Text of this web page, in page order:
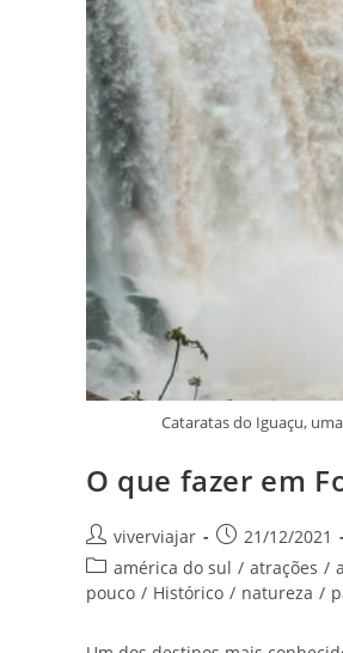
Cataratas do Iguaçu,
O que fazer em
Autor
do
post:
viverviajar
Post
publicado:
21/12/2021
Categoria
do
américa do sul / atrações /
pouco / Histórico / natureza /